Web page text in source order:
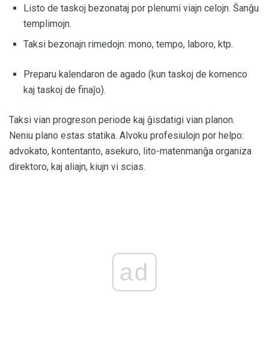
Listo de taskoj bezonataj por plenumi viajn celojn. Ŝanĝu
templimojn.
Taksi bezonajn rimedojn: mono, tempo, laboro, ktp.
Preparu kalendaron de agado (kun taskoj de komenco
kaj taskoj de finaĵo).
Taksi vian progreson periode kaj ĝisdatigi vian planon.
Neniu plano estas statika. Alvoku profesiulojn por helpo:
advokato, kontentanto, asekuro, lito-matenmanĝa organiza
direktoro, kaj aliajn, kiujn vi scias.
ad